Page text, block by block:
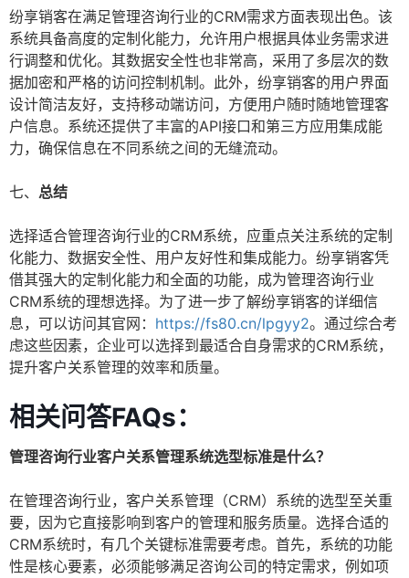
纷享销客在满足管理咨询行业的CRM需求方面表现出色。该
系统具备高度的定制化能力，允许用户根据具体业务需求进
行调整和优化。其数据安全性也非常高，采用了多层次的数
据加密和严格的访问控制机制。此外，纷享销客的用户界面
设计简洁友好，支持移动端访问，方便用户随时随地管理客
户信息。系统还提供了丰富的API接口和第三方应用集成能
力，确保信息在不同系统之间的无缝流动。
七、 总结
选择适合管理咨询行业的CRM系统，应重点关注系统的定制
化能力、数据安全性、用户友好性和集成能力。纷享销客凭
借其强大的定制化能力和全面的功能，成为管理咨询行业
CRM系统的理想选择。为了进一步了解纷享销客的详细信
息，可以访问其官网： https://fs80.cn/lpgyy2。通过综合考
虑这些因素，企业可以选择到最适合自身需求的CRM系统，
提升客户关系管理的效率和质量。
相关问答FAQs：
管理咨询行业客户关系管理系统选型标准是什么？
在管理咨询行业，客户关系管理（CRM）系统的选型至关重
要，因为它直接影响到客户的管理和服务质量。选择合适的
CRM系统时，有几个关键标准需要考虑。首先，系统的功能
性是核心要素，必须能够满足咨询公司的特定需求，例如项